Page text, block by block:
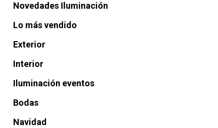
Novedades Iluminación
Lo más vendido
Exterior
Interior
Iluminación eventos
Bodas
Navidad